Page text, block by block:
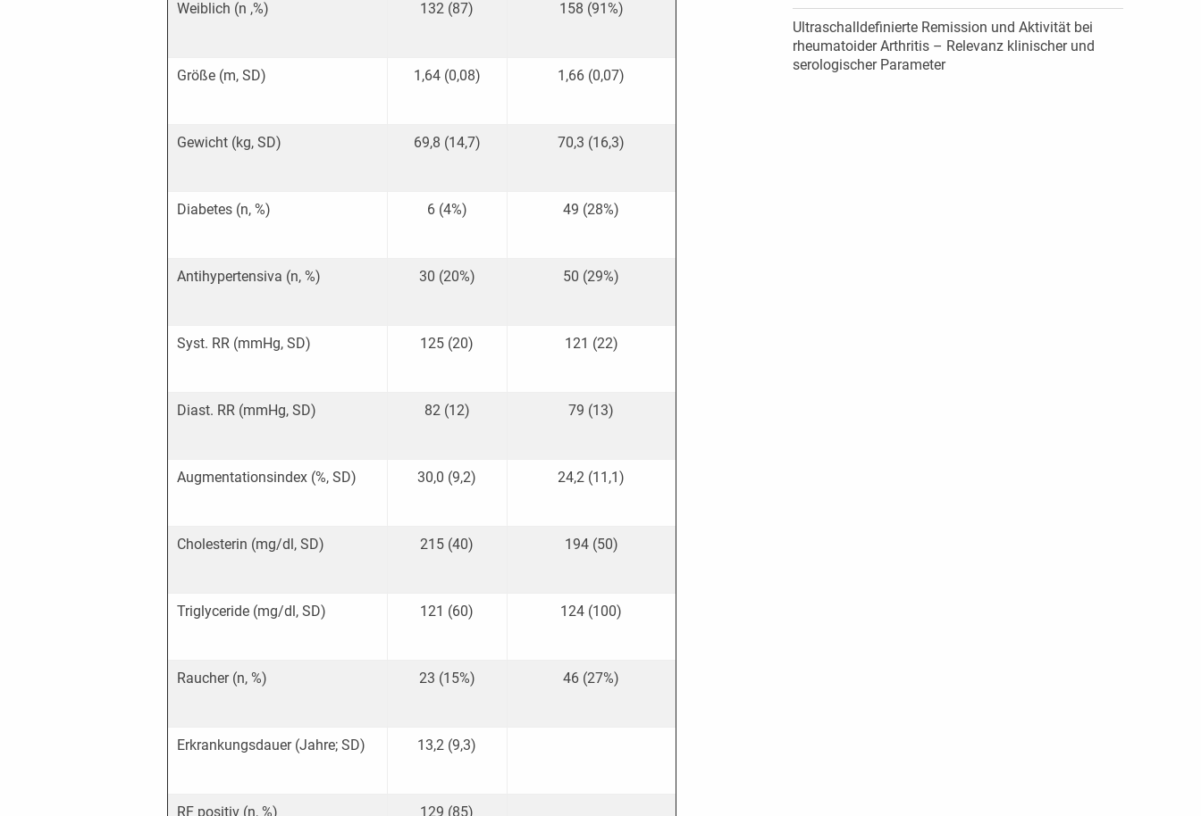
Weiblich (n ,%) 132 (87) 158 (91%)
Größe (m, SD) 1,64 (0,08) 1,66 (0,07)
Gewicht (kg, SD) 69,8 (14,7) 70,3 (16,3)
Diabetes (n, %) 6 (4%) 49 (28%)
Antihypertensiva (n, %) 30 (20%) 50 (29%)
Syst. RR (mmHg, SD) 125 (20) 121 (22)
Diast. RR (mmHg, SD) 82 (12) 79 (13)
Augmentationsindex (%, SD) 30,0 (9,2) 24,2 (11,1)
Cholesterin (mg/dl, SD) 215 (40) 194 (50)
Triglyceride (mg/dl, SD) 121 (60) 124 (100)
Raucher (n, %) 23 (15%) 46 (27%)
Erkrankungsdauer (Jahre; SD) 13,2 (9,3)
RF positiv (n, %) 129 (85)
Ultraschalldefinierte Remission und Aktivität bei
rheumatoider Arthritis – Relevanz klinischer und
serologischer Parameter